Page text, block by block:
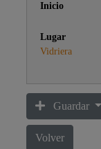
Vidriera
Guardar
Volver